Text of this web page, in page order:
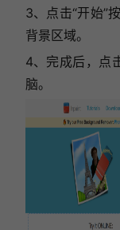
3、点击“开始”
背景区域。
4、完成后，点
脑。